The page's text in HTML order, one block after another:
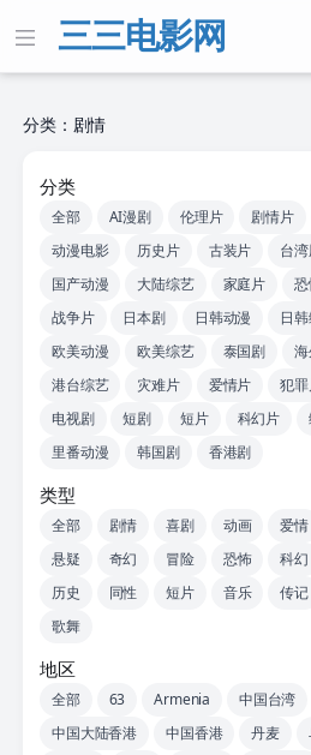
三三电影网
分类：剧情
分类
全部 AI漫剧 伦理片 剧情片
动漫电影
历史片 古装片 台
国产动漫
大陆综艺 家庭片
战争片
日本剧 日韩动漫 日
欧美动漫
欧美综艺 泰国剧
港台综艺
灾难片 爱情片 犯
电视剧
短剧 短片 科幻片
里番动漫
韩国剧 香港剧
类型
全部 剧情 喜剧 动画 爱情
悬疑
奇幻 冒险 恐怖 科幻
历史
同性 短片 音乐 传记
歌舞
地区
全部 63 Armenia 中国台湾
中国大陆香港
中国香港 丹麦